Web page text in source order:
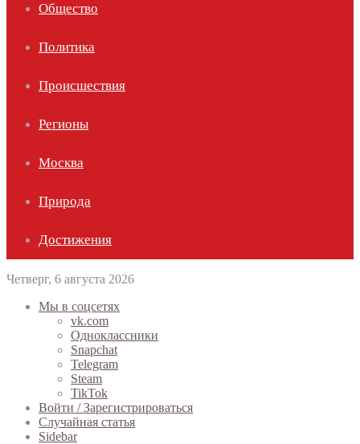
Общество
Политика
Происшествия
Регионы
Москва
Природа
Достижения
Четверг, 6 августа 2026
Мы в соцсетях
vk.com
Одноклассники
Snapchat
Telegram
Steam
TikTok
Войти / Зарегистрироваться
Случайная статья
Sidebar